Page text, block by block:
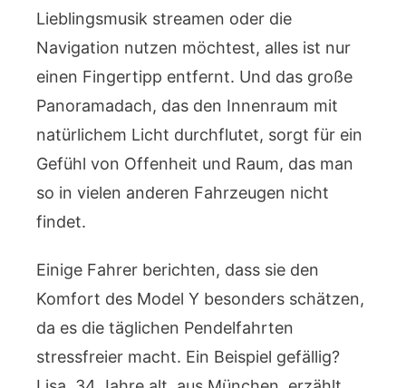
Lieblingsmusik streamen oder die
Navigation nutzen möchtest, alles ist nur
einen Fingertipp entfernt. Und das große
Panoramadach, das den Innenraum mit
natürlichem Licht durchflutet, sorgt für ein
Gefühl von Offenheit und Raum, das man
so in vielen anderen Fahrzeugen nicht
findet.
Einige Fahrer berichten, dass sie den
Komfort des Model Y besonders schätzen,
da es die täglichen Pendelfahrten
stressfreier macht. Ein Beispiel gefällig?